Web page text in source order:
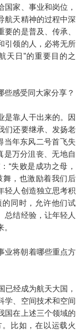
家、事业和岗位，
航天精神的过程中深
的是普及、传承、
领的人，必将无所
天日”的重要目的之
些感受同大家分享？
是靠人干出来的。因
们还要继承、发扬老
当年东风二号首飞失
是万分沮丧、无地自
“失败是成功之母，
舞，也激励着我们后
轻人创造独立思考积
同时，允许他们试
总结经验，让年轻人
业将朝着哪些重点方
已经成为航天大国，
学、空间技术和空间
国在上述三个领域的
比如，在以运载火